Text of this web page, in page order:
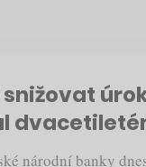
snižovat
národní banky